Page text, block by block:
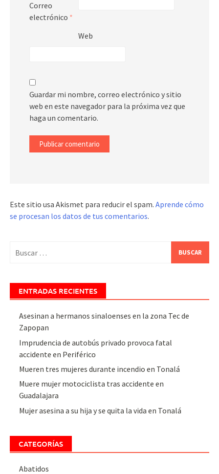
Correo
electrónico *
Web
Guardar mi nombre, correo electrónico y sitio
web en este navegador para la próxima vez que
haga un comentario.
Este sitio usa Akismet para reducir el spam. Aprende cómo
se procesan los datos de tus comentarios.
ENTRADAS RECIENTES
Asesinan a hermanos sinaloenses en la zona Tec de
Zapopan
Imprudencia de autobús privado provoca fatal
accidente en Periférico
Mueren tres mujeres durante incendio en Tonalá
Muere mujer motociclista tras accidente en
Guadalajara
Mujer asesina a su hija y se quita la vida en Tonalá
CATEGORÍAS
Abatidos